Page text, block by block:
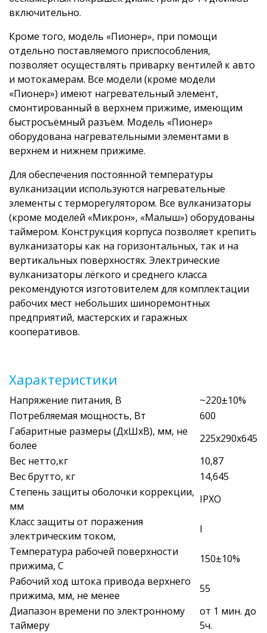
включительно.
Кроме того, модель «Пионер», при помощи
отдельно поставляемого приспособления,
позволяет осуществлять приварку вентилей к авто
и мотокамерам. Все модели (кроме модели
«Пионер») имеют нагревательный элемент,
смонтированный в верхнем прижиме, имеющим
быстросъёмный разъём. Модель «Пионер»
оборудована нагревательными элементами в
верхнем и нижнем прижиме.
Для обеспечения постоянной температуры
вулканизации используются нагревательные
элементы с терморегулятором. Все вулканизаторы
(кроме моделей «Микрон», «Малыш») оборудованы
таймером. Конструкция корпуса позволяет крепить
вулканизаторы как на горизонтальных, так и на
вертикальных поверхностях. Электрические
вулканизаторы лёгкого и среднего класса
рекомендуются изготовителем для комплектации
рабочих мест небольших шиноремонтных
предприятий, мастерских и гаражных
кооперативов.
Характеристики
Напряжение питания, В
~220±10%
Потребляемая мощность, Вт
600
Габаритные размеры (ДхШхВ), мм, не
более
225х290х645
Вес нетто,кг
10,87
Вес брутто, кг
14,645
Степень защиты оболочки коррекции,
мм
IPXO
Класс защиты от поражения
электрическим током,
I
Температура рабочей поверхности
прижима, С
150±10%
Рабочий ход штока привода верхнего
прижима, мм, не менее
55
Диапазон времени по электронному
таймеру
от 1 мин. до
5ч.